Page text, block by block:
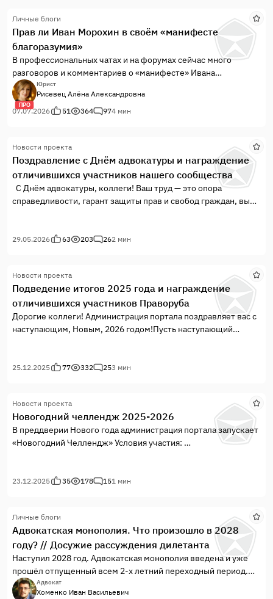
Личные блоги
Прав ли Иван Морохин в своём «манифесте
благоразумия»
В профессиональных чатах и на форумах сейчас много
разговоров и комментариев о «манифесте» Ивана
Николаевича Морохина. Сама я в дискуссии ни на сайте, ни в
других беседах не вступала, по нескольким причинам, хотя и
отслеживала, но теперь спустя время, хочется всё-таки
ПРО
Юрист
Рисевец Алёна Александровна
07.07.2026
51 364 974 мин
Новости проекта
Поздравление с Днём адвокатуры и награждение
отличившихся участников нашего сообщества
С Днём адвокатуры, коллеги! Ваш труд — это опора
справедливости, гарант защиты прав и свобод граждан, вы
она под угрозой.
нашей страны.
29.05.2026 63 203 262 мин
Новости проекта
Подведение итогов 2025 года и награждение
отличившихся участников Праворуба
Дорогие коллеги! Администрация портала поздравляет вас с
наступающим, Новым, 2026 годом!Пусть наступающий
вопросов и удовлетворение от достигнутых
25.12.2025 77 332 253 мин
Новости проекта
Новогодний челлендж 2025-2026
В преддверии Нового года администрация портала запускает
«Новогодний Челлендж» Условия участия:
прошедший, 2025 год.
4. Опубликовать выбранные кейсы на нашем портале в своем
личном блоге.
23.12.2025 35 178 151 мин
Личные блоги
Адвокатская монополия. Что произошло в 2028
году? // Досужие рассуждения дилетанта
Наступил 2028 год. Адвокатская монополия введена и уже
прошёл отпущенный всем 2-х летний переходный период.
Произошло окончательное разделение на “ноги” и “мозги”.
Адвокат
Хоменко Иван Васильевич